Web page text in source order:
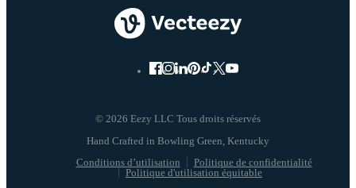
© 2026 Eezy LLC Tous droits réservés
Conditions d’utilisation
Politique de confidentialité
Politique d'utilisation équitable